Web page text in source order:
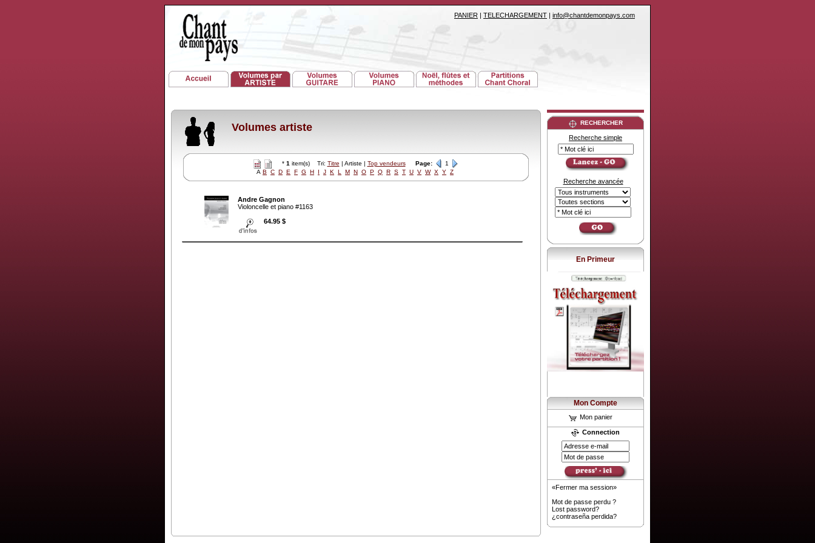
PANIER | TELECHARGEMENT | info@chantdemonpays.com
Volumes artiste
* 1 item(s) Tri: Titre | Artiste | Top vendeurs Page:
1
A B C D E F G H I J K L M N O P Q R S T U V W X Y Z
Andre Gagnon
Violoncelle et piano #1163
64.95 $
RECHERCHER
Recherche simple
Recherche avancée
En Primeur
Mon Compte
Mon panier
Connection
«Fermer ma session»
Mot de passe perdu ?
Lost password?
¿contraseña perdida?